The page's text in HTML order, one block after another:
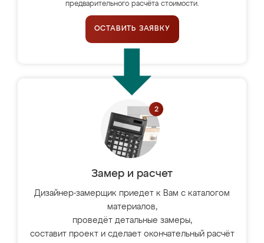
предварительного расчёта стоимости.
ОСТАВИТЬ ЗАЯВКУ
Замер и расчет
Дизайнер-замерщик приедет к Вам с каталогом
материалов,
проведёт детальные замеры,
составит проект и сделает окончательный расчёт